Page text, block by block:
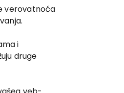
verovatnoća
i
druge